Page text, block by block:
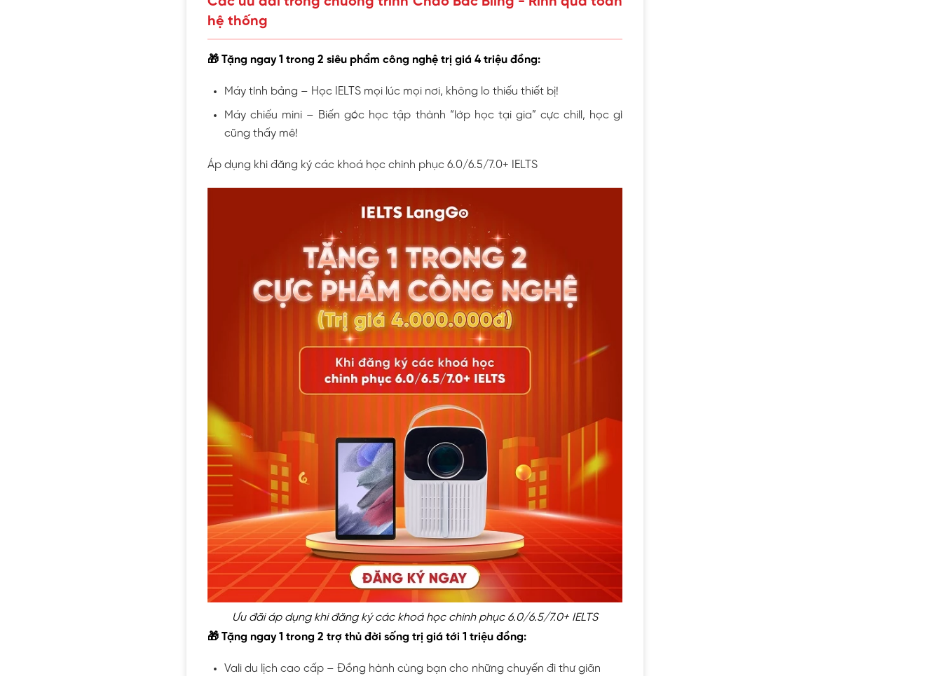
hệ thống
🎁 Tặng ngay 1 trong 2 siêu phẩm công nghệ trị giá 4 triệu đồng:
Máy tính bảng – Học IELTS mọi lúc mọi nơi, không lo thiếu thiết bị!
Máy chiếu mini – Biến góc học tập thành “lớp học tại gia” cực chill, học gì
cũng thấy mê!
Áp dụng khi đăng ký các khoá học chinh phục 6.0/6.5/7.0+ IELTS
Ưu đãi áp dụng khi đăng ký các khoá học chinh phục 6.0/6.5/7.0+ IELTS
🎁 Tặng ngay 1 trong 2 trợ thủ đời sống trị giá tới 1 triệu đồng:
Vali du lịch cao cấp – Đồng hành cùng bạn cho những chuyến đi thư giãn